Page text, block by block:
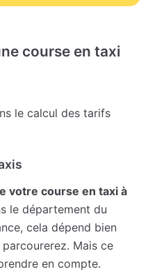
course en taxi
le calcul des tarifs
votre course en taxi à
le département du
cela dépend bien
Mais ce
en compte.